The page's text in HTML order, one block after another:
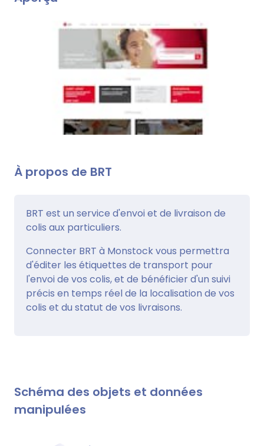
À propos de BRT
BRT est un service d'envoi et de livraison de
colis aux particuliers.
Connecter BRT à Monstock vous permettra
d'éditer les étiquettes de transport pour
l'envoi de vos colis, et de bénéficier d'un suivi
précis en temps réel de la localisation de vos
colis et du statut de vos livraisons.
Schéma des objets et données
manipulées